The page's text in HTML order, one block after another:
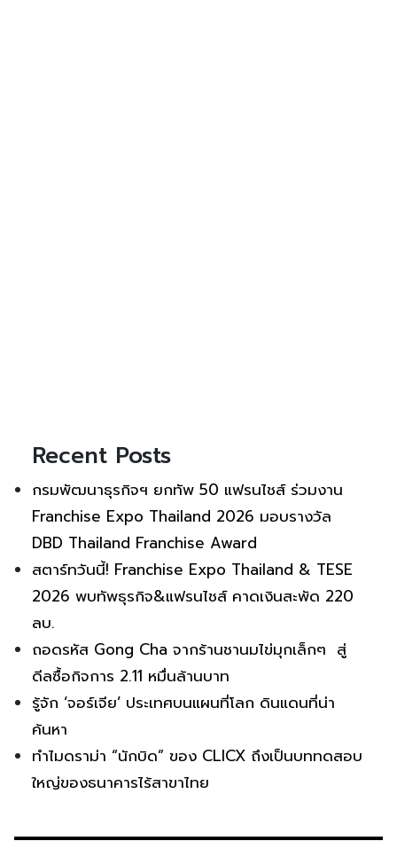
Recent Posts
กรมพัฒนาธุรกิจฯ ยกทัพ 50 แฟรนไชส์ ร่วมงาน
Franchise Expo Thailand 2026 มอบรางวัล
DBD Thailand Franchise Award
สตาร์ทวันนี้! Franchise Expo Thailand & TESE
2026 พบทัพธุรกิจ&แฟรนไชส์ คาดเงินสะพัด 220
ลบ.
ถอดรหัส Gong Cha จากร้านชานมไข่มุกเล็กๆ สู่
ดีลซื้อกิจการ 2.11 หมื่นล้านบาท
รู้จัก ‘จอร์เจีย’ ประเทศบนแผนที่โลก ดินแดนที่น่า
ค้นหา
ทำไมดราม่า “นักบิด” ของ CLICX ถึงเป็นบททดสอบ
ใหญ่ของธนาคารไร้สาขาไทย